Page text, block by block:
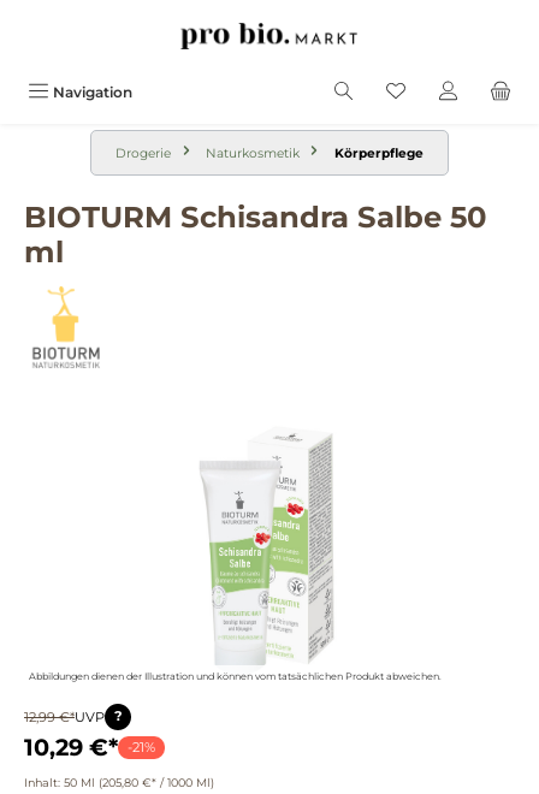
Navigation
Drogerie Naturkosmetik Körperpflege
BIOTURM Schisandra Salbe 50
ml
Abbildungen dienen der Illustration und können vom tatsächlichen Produkt abweichen.
12,99 €*UVP ?
10,29 €* -21%
Inhalt: 50 Ml (205,80 €* / 1000 Ml)